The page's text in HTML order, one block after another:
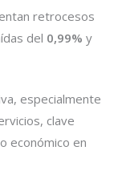
retrocesos
del 0,99% y
especialmente
clave
económico en